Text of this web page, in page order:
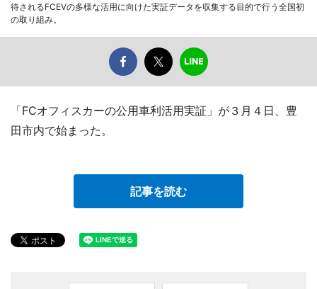
待されるFCEVの多様な活用に向けた実証データを収集する目的で行う全国初
の取り組み。
「FCオフィスカーの公用車利活用実証」が３月４日、豊
田市内で始まった。
記事を読む